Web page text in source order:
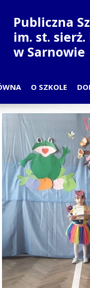
O SZKOLE
PLAN
RADA
SAMORZĄD
Publiczna
im. st.
w Sarnowie